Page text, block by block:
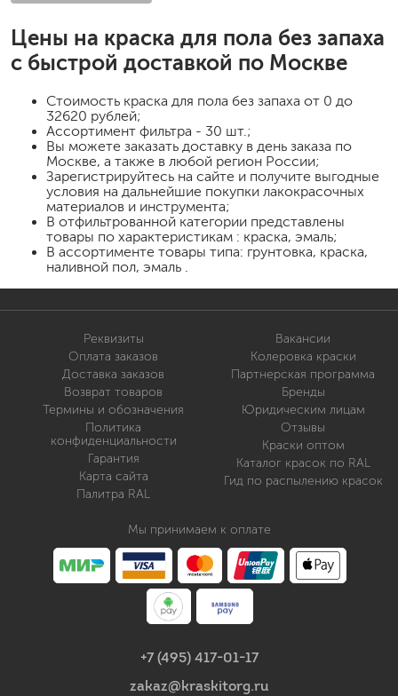
Цены на краска для пола без запаха
с быстрой доставкой по Москве
Стоимость краска для пола без запаха от 0 до
32620 рублей;
Ассортимент фильтра - 30 шт.;
Вы можете заказать доставку в день заказа по
Москве, а также в любой регион России;
Зарегистрируйтесь на сайте и получите выгодные
условия на дальнейшие покупки лакокрасочных
материалов и инструмента;
В отфильтрованной категории представлены
товары по характеристикам : краска, эмаль;
В ассортименте товары типа: грунтовка, краска,
наливной пол, эмаль .
Реквизиты
Оплата заказов
Доставка заказов
Возврат товаров
Термины и обозначения
Политика
конфиденциальности
Гарантия
Карта сайта
Палитра RAL
Вакансии
Колеровка краски
Партнерская программа
Бренды
Юридическим лицам
Отзывы
Краски оптом
Каталог красок по RAL
Гид по распылению красок
Мы принимаем к оплате
+7 (495) 417-01-17
zakaz@kraskitorg.ru